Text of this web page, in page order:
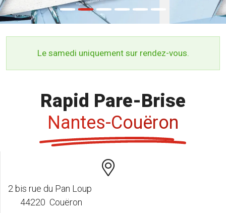
Le samedi uniquement sur rendez-vous.
Rapid Pare-Brise
Nantes-Couëron
2 bis rue du Pan Loup
44220 Couëron